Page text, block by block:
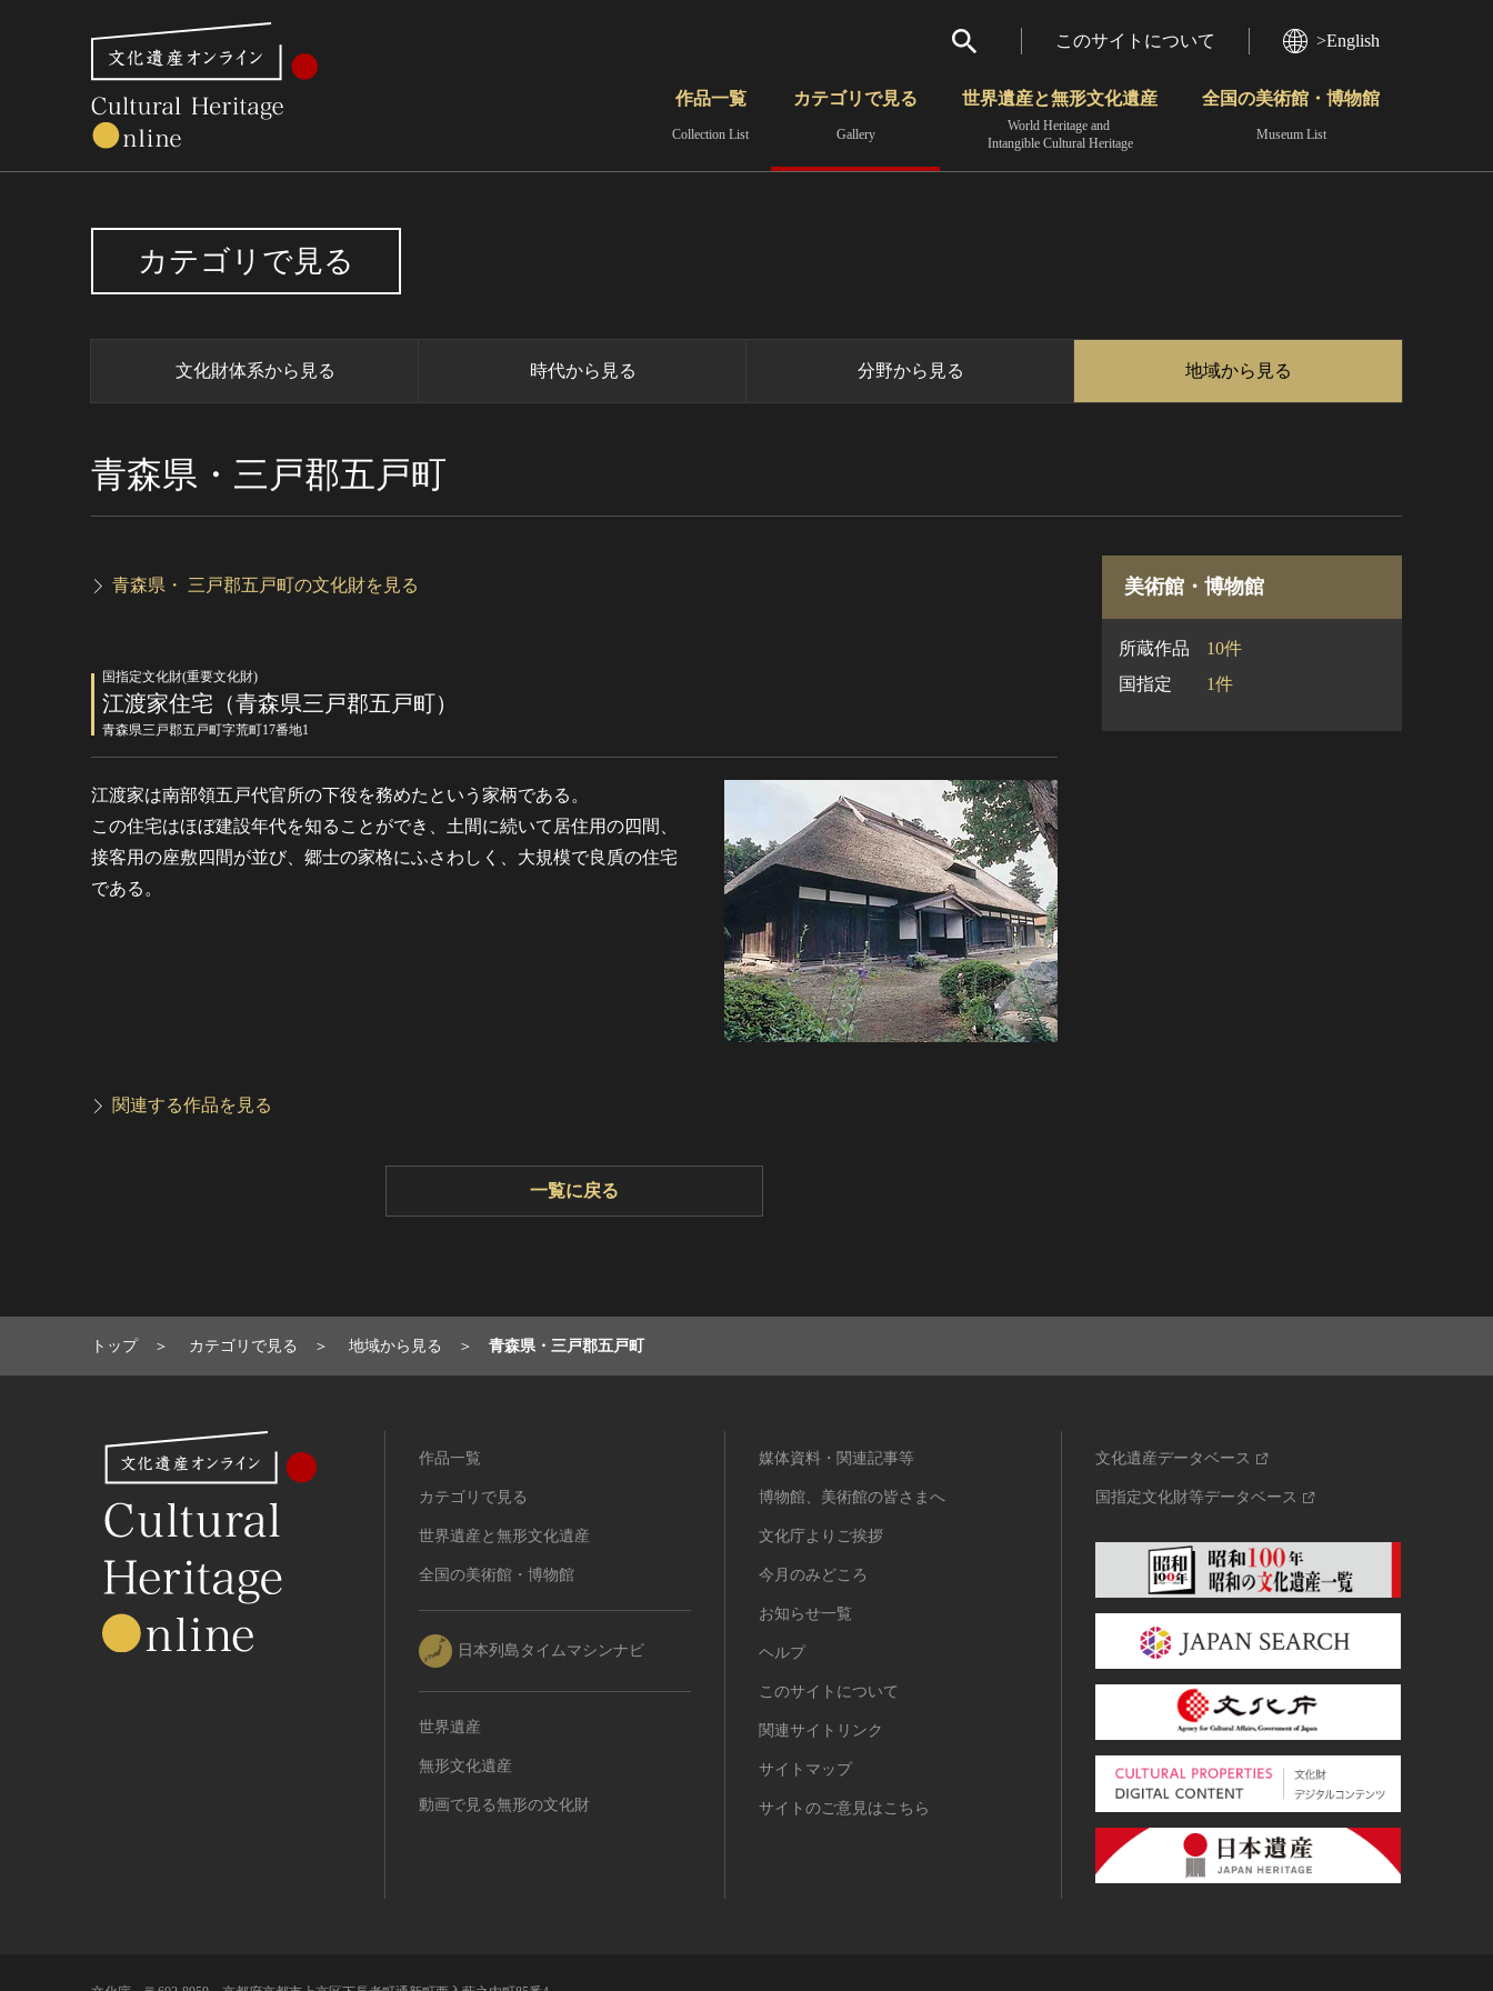
さらに詳細検索
このサイトについて >English
作品一覧
Collection List
カテゴリで見る
Gallery
世界遺産と無形文化遺産
World Heritage and
Intangible Cultural Heritage
全国の美術館・博物館
Museum List
カテゴリで見る
文化財体系から見る 時代から見る 分野から見る 地域から見る
青森県・三戸郡五戸町
青森県・ 三戸郡五戸町の文化財を見る
国指定文化財(重要文化財)
江渡家住宅（青森県三戸郡五戸町）
青森県三戸郡五戸町字荒町17番地1
江渡家は南部領五戸代官所の下役を務めたという家柄である。
この住宅はほぼ建設年代を知ることができ、土間に続いて居住用の四間、
接客用の座敷四間が並び、郷士の家格にふさわしく、大規模で良貭の住宅
である。
関連する作品を見る
一覧に戻る
美術館・博物館
所蔵作品
10件
国指定
1件
トップ カテゴリで見る 地域から見る 青森県・三戸郡五戸町
作品一覧
カテゴリで見る
世界遺産と無形文化遺産
全国の美術館・博物館
日本列島タイムマシンナビ
世界遺産
無形文化遺産
動画で見る無形の文化財
媒体資料・関連記事等
博物館、美術館の皆さまへ
文化庁よりご挨拶
今月のみどころ
お知らせ一覧
ヘルプ
このサイトについて
関連サイトリンク
サイトマップ
サイトのご意見はこちら
文化遺産データベース
国指定文化財等データベース